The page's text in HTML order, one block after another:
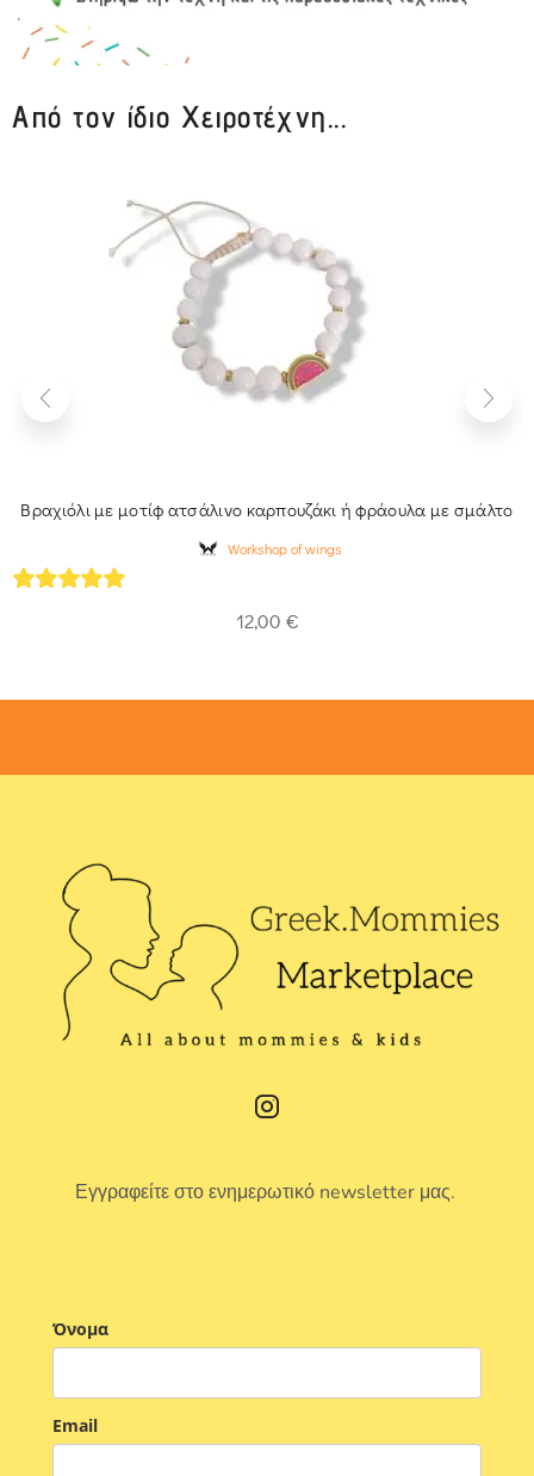
Από τον ίδιο Χειροτέχνη...
Βραχιόλι με μοτίφ ατσάλινο καρπουζάκι ή φράουλα με σμάλτο
Workshop of wings
12,00 €
Εγγραφείτε στο ενημερωτικό newsletter μας.
Όνομα
Email